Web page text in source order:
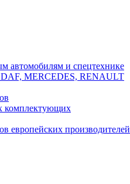
автомобилям и спецтехнике
MERCEDES, RENAULT
комплектующих
европейских производителей